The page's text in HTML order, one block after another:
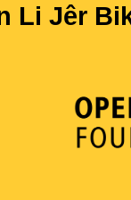
Li Jêr